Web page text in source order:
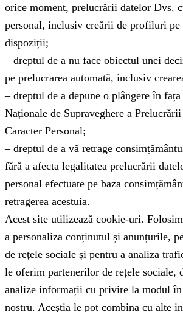
orice moment, prelucrării datelor Dvs.
personal, inclusiv creării de profiluri pe
dispoziții;
– dreptul de a nu face obiectul unei
pe prelucrarea automată, inclusiv
– dreptul de a depune o plângere în
Naționale de Supraveghere a
Caracter Personal;
– dreptul de a vă retrage
fără a afecta legalitatea prelucrării
personal efectuate pe baza
retragerea acestuia.
Acest site utilizează cookie-uri.
a personaliza conținutul și anunțurile,
de rețele sociale și pentru a analiza
le oferim partenerilor de rețele sociale,
analize informații cu privire la modul
nostru. Aceștia le pot combina cu alte